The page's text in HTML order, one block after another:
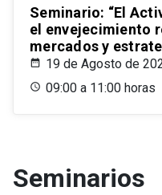
Seminario: “El
el envejecimiento
mercados y
19 de Agosto de
09:00 a 11:00 horas
Seminarios